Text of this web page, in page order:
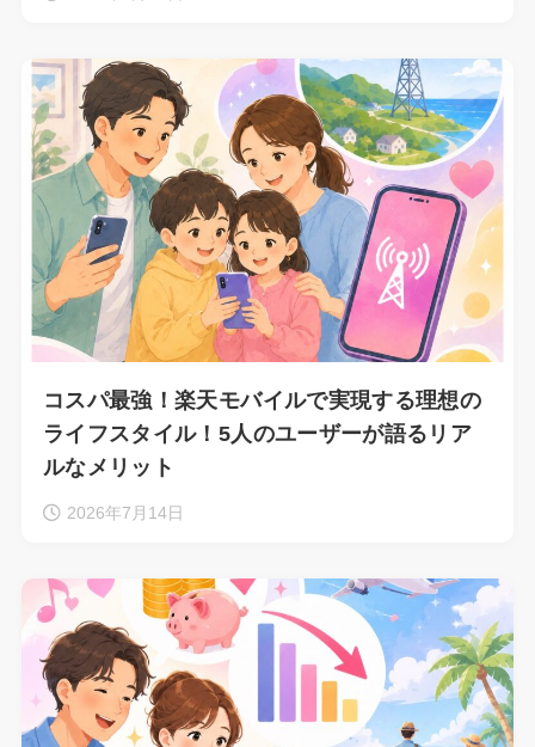
コスパ最強！楽天モバイルで実現する理想の
ライフスタイル！5人のユーザーが語るリア
ルなメリット
2026年7月14日